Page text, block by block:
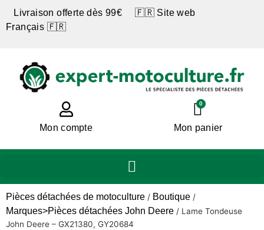
Livraison offerte dès 99€ 🇫🇷 Site web
Français 🇫🇷
Mon compte
0
Mon panier
Pièces détachées de motoculture / Boutique /
Marques>Pièces détachées John Deere / Lame Tondeuse
John Deere – GX21380, GY20684